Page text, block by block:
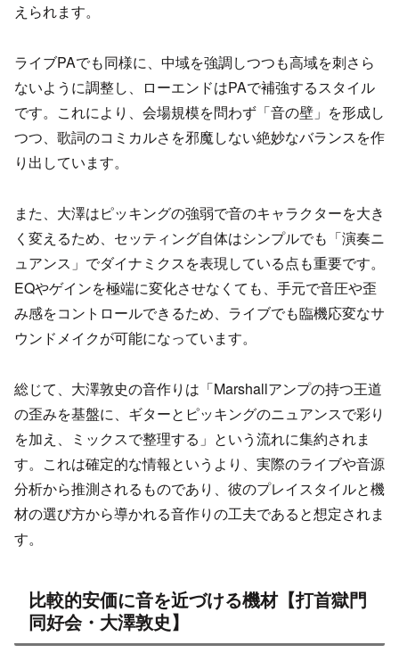
えられます。
ライブPAでも同様に、中域を強調しつつも高域を刺さら
ないように調整し、ローエンドはPAで補強するスタイル
です。これにより、会場規模を問わず「音の壁」を形成し
つつ、歌詞のコミカルさを邪魔しない絶妙なバランスを作
り出しています。
また、大澤はピッキングの強弱で音のキャラクターを大き
く変えるため、セッティング自体はシンプルでも「演奏ニ
ュアンス」でダイナミクスを表現している点も重要です。
EQやゲインを極端に変化させなくても、手元で音圧や歪
み感をコントロールできるため、ライブでも臨機応変なサ
ウンドメイクが可能になっています。
総じて、大澤敦史の音作りは「Marshallアンプの持つ王道
の歪みを基盤に、ギターとピッキングのニュアンスで彩り
を加え、ミックスで整理する」という流れに集約されま
す。これは確定的な情報というより、実際のライブや音源
分析から推測されるものであり、彼のプレイスタイルと機
材の選び方から導かれる音作りの工夫であると想定されま
す。
比較的安価に音を近づける機材【打首獄門
同好会・大澤敦史】